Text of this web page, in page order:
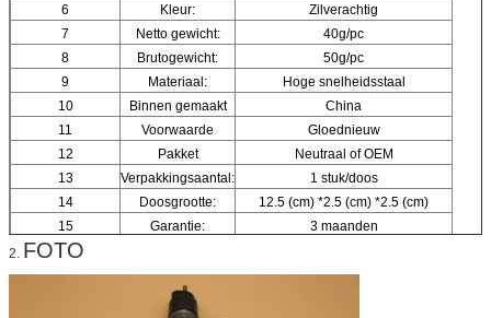
6
Kleur:
Zilverachtig
7
Netto gewicht:
40g/pc
8
Brutogewicht:
50g/pc
9
Materiaal:
Hoge snelheidsstaal
10
Binnen gemaakt
China
11
Voorwaarde
Gloednieuw
12
Pakket
Neutraal of OEM
13
Verpakkingsaantal:
1 stuk/doos
14
Doosgrootte:
12.5 (cm) *2.5 (cm) *2.5 (cm)
15
Garantie:
3 maanden
2. FOTO